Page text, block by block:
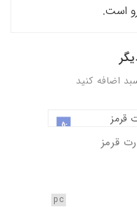
است.
اضافه کنید
جدید
قرمز
pc